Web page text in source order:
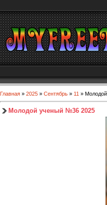
Главная » 2025 » Сентябрь » 11 »
Молодой ученый №36 2025